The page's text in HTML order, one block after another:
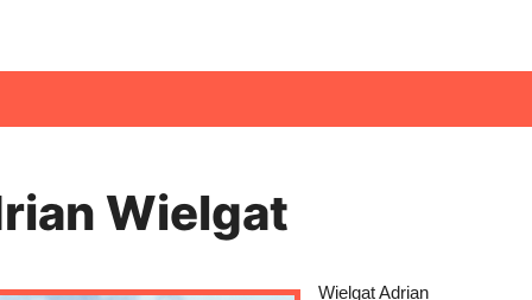
Wielgat
Wielgat Adrian